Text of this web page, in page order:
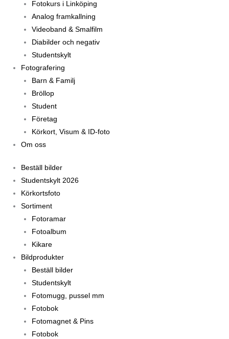
Fotokurs i Linköping
Analog framkallning
Videoband & Smalfilm
Diabilder och negativ
Studentskylt
Fotografering
Barn & Familj
Bröllop
Student
Företag
Körkort, Visum & ID-foto
Om oss
Beställ bilder
Studentskylt 2026
Körkortsfoto
Sortiment
Fotoramar
Fotoalbum
Kikare
Bildprodukter
Beställ bilder
Studentskylt
Fotomugg, pussel mm
Fotobok
Fotomagnet & Pins
Fotobok